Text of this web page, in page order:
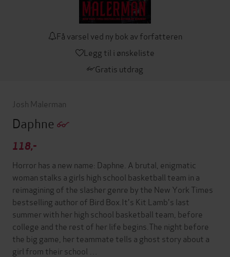
Få varsel ved ny bok av forfatteren
Legg til i ønskeliste
Gratis utdrag
Josh Malerman
Daphne
118,-
Horror has a new name: Daphne. A brutal, enigmatic
woman stalks a girls high school basketball team in a
reimagining of the slasher genre by the New York Times
bestselling author of Bird Box.It's Kit Lamb's last
summer with her high school basketball team, before
college and the rest of her life begins.The night before
the big game, her teammate tells a ghost story about a
girl from their school …